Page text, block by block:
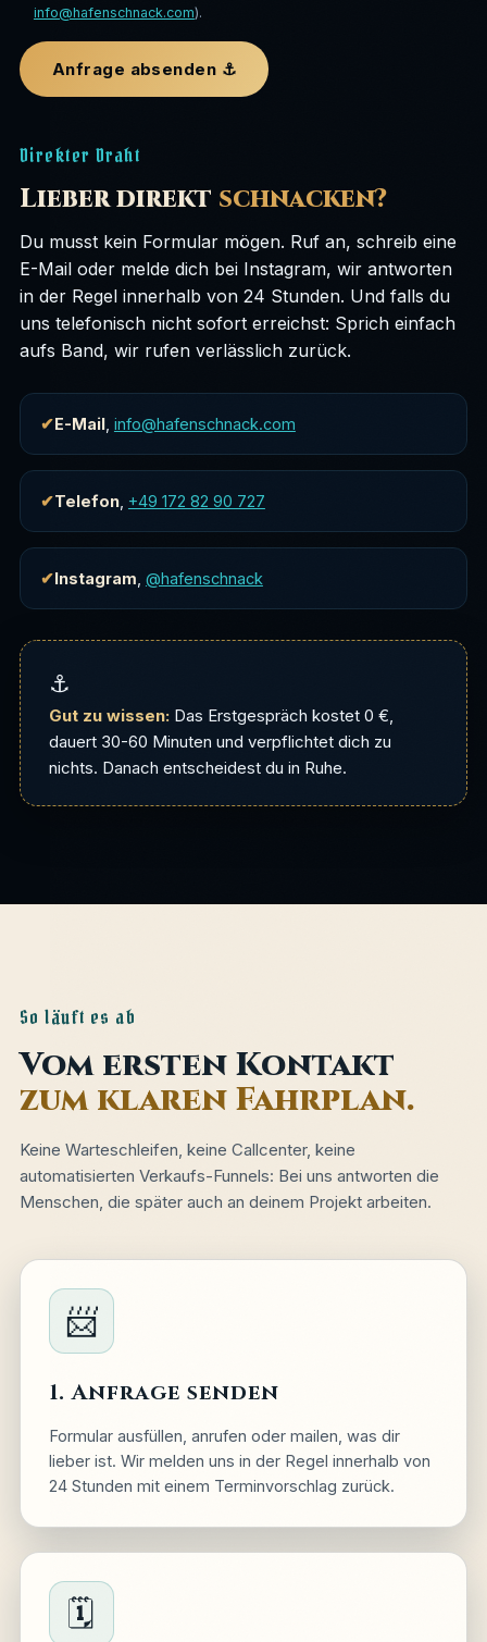
info@hafenschnack.com).
Anfrage absenden ⚓
Direkter Draht
Lieber direkt schnacken?
Du musst kein Formular mögen. Ruf an, schreib eine
E-Mail oder melde dich bei Instagram, wir antworten
in der Regel innerhalb von 24 Stunden. Und falls du
uns telefonisch nicht sofort erreichst: Sprich einfach
aufs Band, wir rufen verlässlich zurück.
E-Mail, info@hafenschnack.com
Telefon, +49 172 82 90 727
Instagram @hafenschnack
⚓
Gut zu wissen:Das Erstgespräch kostet 0 €,
dauert 30-60 Minuten und verpflichtet dich zu
nichts. Danach entscheidest du in Ruhe.
So läuft es ab
Vom ersten Kontakt
zum klaren Fahrplan.
Keine Warteschleifen, keine Callcenter, keine
automatisierten Verkaufs-Funnels: Bei uns antworten die
Menschen, die später auch an deinem Projekt arbeiten.
📨
1. Anfrage senden
Formular ausfüllen, anrufen oder mailen, was dir
lieber ist. Wir melden uns in der Regel innerhalb von
24 Stunden mit einem Terminvorschlag zurück.
🗓️